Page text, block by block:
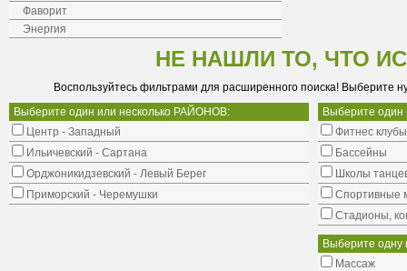
Фаворит
Энергия
НЕ НАШЛИ ТО, ЧТО
Воспользуйтесь фильтрами для расширенного поиска! Выберите
Выберите один или несколько РАЙОНОВ:
Центр - Западный
Ильичевский - Сартана
Орджоникидзевский - Левый Берег
Приморский - Черемушки
Выберите
Фитнес клубы
Бассейны
Школы
Cпортивные
Стадионы,
Выберите одну
Массаж